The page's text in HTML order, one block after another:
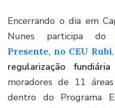
Encerrando o dia em
Nunes participa do
Presente, no CEU Rubi
regularização fundiária
moradores de 11
dentro do Programa